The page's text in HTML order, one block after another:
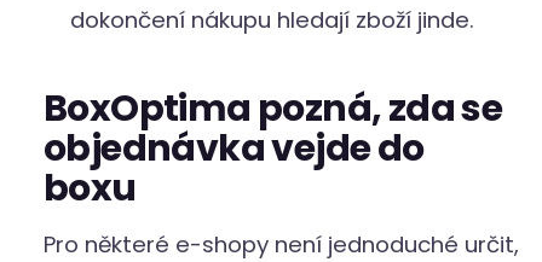
dokončení nákupu hledají zboží jinde.
BoxOptima pozná, zda se
objednávka vejde do
boxu
Pro některé e-shopy není jednoduché určit,